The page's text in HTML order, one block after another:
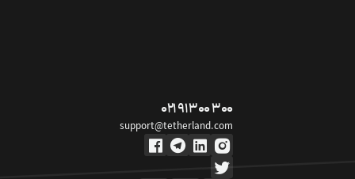
۰۲۱ ۹۱ ۳۰۰ ۳۰۰
support@tetherland.com